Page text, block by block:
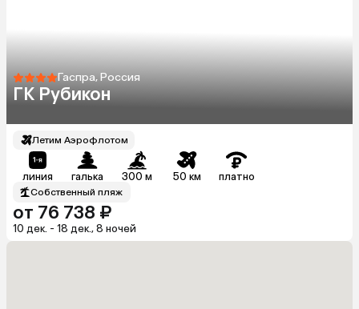
Гаспра, Россия
ГК Рубикон
Летим Аэрофлотом
линия галька 300 м 50 км платно
Собственный пляж
от 76 738 ₽
10 дек. - 18 дек., 8 ночей